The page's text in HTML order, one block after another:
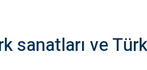
sanatları ve Türk